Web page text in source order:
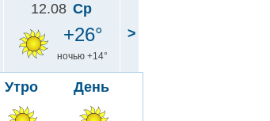
Утро День
12.08 Ср
+26°
ночью +14°
>